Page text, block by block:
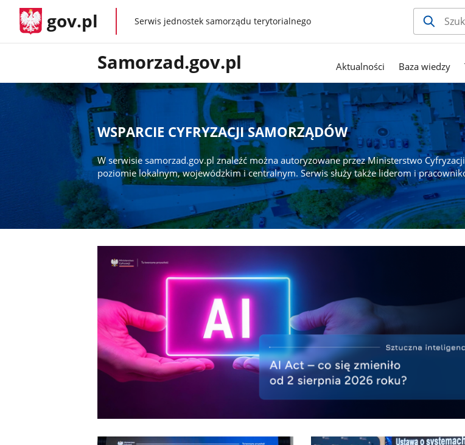
gov.pl gov.plSerwis jednostek samorządu terytorialnego
Samorzad.gov.pl Aktualności Baza wiedzy
WSPARCIE CYFRYZACJI SAMORZĄDÓW
W serwisie samorzad.gov.pl znaleźć można autoryzowane przez Ministerstwo
poziomie lokalnym, wojewódzkim i centralnym. Serwis służy także liderom i